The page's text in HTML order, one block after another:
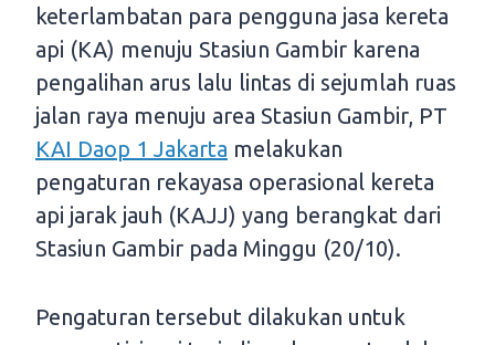
keterlambatan para pengguna jasa kereta
api (KA) menuju Stasiun Gambir karena
pengalihan arus lalu lintas di sejumlah ruas
jalan raya menuju area Stasiun Gambir, PT
KAI Daop 1 Jakarta melakukan
pengaturan rekayasa operasional kereta
api jarak jauh (KAJJ) yang berangkat dari
Stasiun Gambir pada Minggu (20/10).
Pengaturan tersebut dilakukan untuk